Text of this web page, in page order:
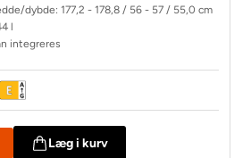
dybde: 177,2 - 178,8 / 56 - 57 / 55,0 cm
l
integreres
Læg i kurv